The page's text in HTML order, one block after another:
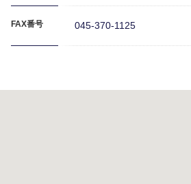
動画で見る
FAX番号 045-370-1125